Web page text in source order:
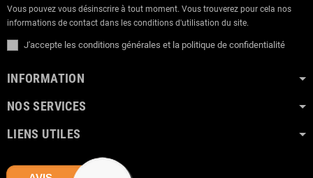
Vous pouvez vous désinscrire à tout moment. Vous trouverez pour cela nos
informations de contact dans les conditions d'utilisation du site.
J'accepte les conditions générales et la politique de confidentialité
INFORMATION
NOS SERVICES
LIENS UTILES